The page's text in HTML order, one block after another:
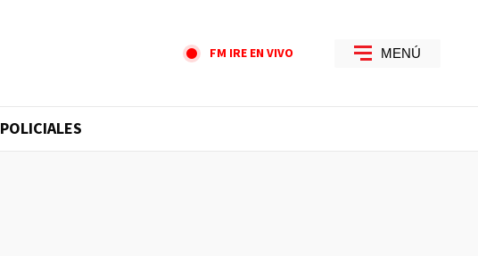
FM IRE EN VIVO MENÚ
POLICIALES